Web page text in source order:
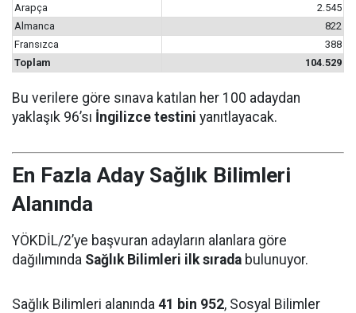
Arapça
2.545
Almanca
822
Fransızca
388
Toplam
104.529
Bu verilere göre sınava katılan her 100 adaydan
yaklaşık 96’sı İngilizce testini yanıtlayacak.
En Fazla Aday Sağlık Bilimleri
Alanında
YÖKDİL/2’ye başvuran adayların alanlara göre
dağılımında Sağlık Bilimleri ilk sırada bulunuyor.
Sağlık Bilimleri alanında 41 bin 952, Sosyal Bilimler